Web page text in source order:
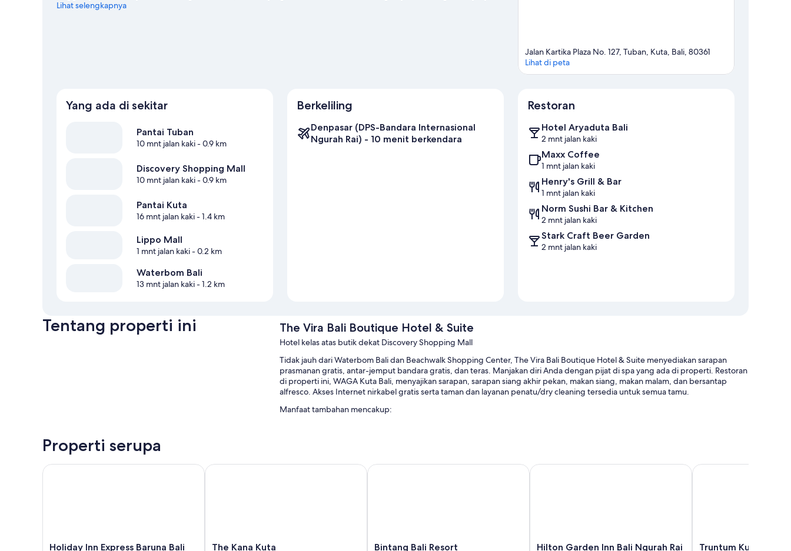
keindahan alam kawasan ini. Jangan lewatkan Waterbom Bali.
Lihat selengkapnya
Jalan Kartika Plaza No. 127, Tuban, Kuta, Bali, 80361
Lihat di peta
Yang ada di sekitar
Pantai Tuban
10 mnt jalan kaki- 0.9 km
Discovery Shopping Mall
10 mnt jalan kaki- 0.9 km
Pantai Kuta
16 mnt jalan kaki- 1.4 km
Lippo Mall
1 mnt jalan kaki- 0.2 km
Waterbom Bali
13 mnt jalan kaki- 1.2 km
Berkeliling
Denpasar (DPS-Bandara Internasional
Ngurah Rai) - 10 menit berkendara
Restoran
Hotel Aryaduta Bali
2 mnt jalan kaki
Maxx Coffee
1 mnt jalan kaki
Henry's Grill & Bar
1 mnt jalan kaki
Norm Sushi Bar & Kitchen
2 mnt jalan kaki
Stark Craft Beer Garden
2 mnt jalan kaki
Tentang properti ini The Vira Bali Boutique Hotel & Suite
Hotel kelas atas butik dekat Discovery Shopping Mall
Tidak jauh dari Waterbom Bali dan Beachwalk Shopping Center, The Vira Bali Boutique Hotel & Suite menyediakan sarapan
prasmanan gratis, antar-jemput bandara gratis, dan teras. Manjakan diri Anda dengan pijat di spa yang ada di properti. Restoran
di properti ini, WAGA Kuta Bali, menyajikan sarapan, sarapan siang akhir pekan, makan siang, makan malam, dan bersantap
alfresco. Akses Internet nirkabel gratis serta taman dan layanan penatu/dry cleaning tersedia untuk semua tamu.
Manfaat tambahan mencakup:
Aula perjamuan, lift, dan brankas di resepsionis
Properti serupa
Holiday
Holiday Inn Express Baruna Bali
Holiday Inn Express Baruna Bali by IHG
The
The Kana Kuta
The Kana Kuta
Bintang
Bintang Bali Resort
Bintang Bali Resort
Hilton
Hilton Garden Inn Bali Ngurah Rai
Hilton Garden Inn Bali Ngurah Rai Airport
Truntum
Truntum Kuta
Truntum Kuta